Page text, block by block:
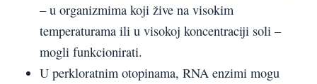
– u organizmima koji žive na visokim
temperaturama ili u visokoj koncentraciji soli –
mogli funkcionirati.
U perkloratnim otopinama, RNA enzimi mogu